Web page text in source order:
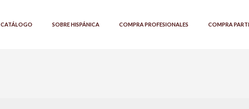
CATÁLOGO SOBRE HISPÁNICA COMPRA PROFESIONALES COMPRA